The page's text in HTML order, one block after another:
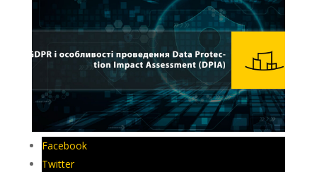
Facebook
Twitter